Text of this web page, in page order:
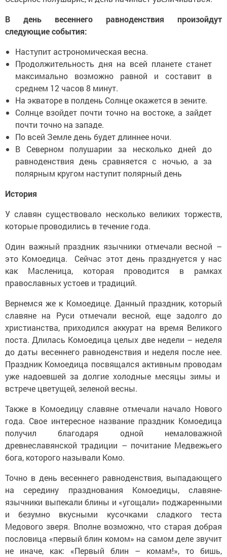
В день весеннего равноденствия произойдут
следующие события:
Наступит астрономическая весна.
Продолжительность дня на всей планете станет
максимально возможно равной и составит в
среднем 12 часов 8 минут.
На экваторе в полдень Солнце окажется в зените.
Солнце взойдет почти точно на востоке, а зайдет
почти точно на западе.
По всей Земле день будет длиннее ночи.
В Северном полушарии за несколько дней до
равноденствия день сравняется с ночью, а за
полярным кругом наступит полярный день
История
У славян существовало несколько великих торжеств,
которые проводились в течение года.
Один важный праздник язычники отмечали весной –
это Комоедица. Сейчас этот день празднуется у нас
как Масленица, которая проводится в рамках
православных устоев и традиций.
Вернемся же к Комоедице. Данный праздник, который
славяне на Руси отмечали весной, еще задолго до
христианства, приходился аккурат на время Великого
поста. Длилась Комоедица целых две недели – неделя
до даты весеннего равноденствия и неделя после нее.
Праздник Комоедица посвящался активным проводам
уже надоевшей за долгие холодные месяцы зимы и
встрече цветущей, зеленой весны.
Также в Комоедицу славяне отмечали начало Нового
года. Свое интересное название праздник Комоедица
получил благодаря одной немаловажной
древнеславянской традиции – почитание Медвежьего
бога, которого называли Комо.
Точно в день весеннего равноденствия, выпадающего
на середину празднования Комоедицы, славяне-
язычники выпекали блины и «угощали» поджаренными
и безумно вкусными кусочками сладкого теста
Медового зверя. Вполне возможно, что старая добрая
пословица «первый блин комом» на самом деле звучит
не иначе, как: «Первый блин – комам!», то бишь,